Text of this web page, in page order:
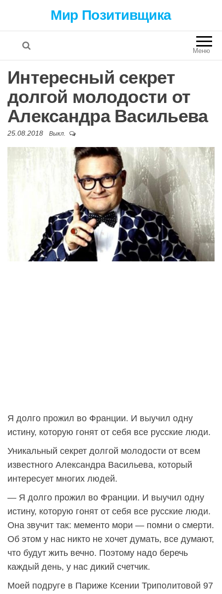
Мир Позитивщика
Меню
Интересный секрет
долгой молодости от
Александра Васильева
25.08.2018 Выкл.
Я долго прожил во Франции. И выучил одну
истину, которую гонят от себя все русские люди.
Уникальный секрет долгой молодости от всем
известного Александра Васильева, который
интересует многих людей.
— Я долго прожил во Франции. И выучил одну
истину, которую гонят от себя все русские люди.
Она звучит так: мементо мори — помни о смерти.
Об этом у нас никто не хочет думать, все думают,
что будут жить вечно. Поэтому надо беречь
каждый день, у нас дикий счетчик.
Моей подруге в Париже Ксении Триполитовой 97